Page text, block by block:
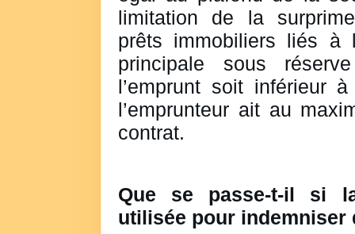
limitation de la
prêts immobiliers liés à
principale sous
l’emprunt soit inférieur
l’emprunteur ait au
contrat.
Que se passe-t-il si
utilisée pour indemniser